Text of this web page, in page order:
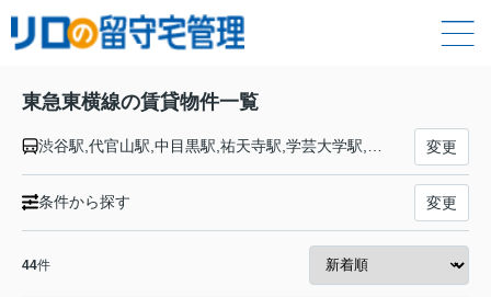
東急東横線の賃貸物件一覧
渋谷駅,代官山駅,中目黒駅,祐天寺駅,学芸大学駅,都立大学駅,自由が丘駅,田園調布駅,多摩川駅,新丸子駅,武蔵小杉駅,元住吉駅,日吉駅,綱島駅,大倉山駅,菊名駅,妙蓮寺駅,白楽駅,東白楽駅,反町駅,横浜駅 変更
条件から探す 変更
44件